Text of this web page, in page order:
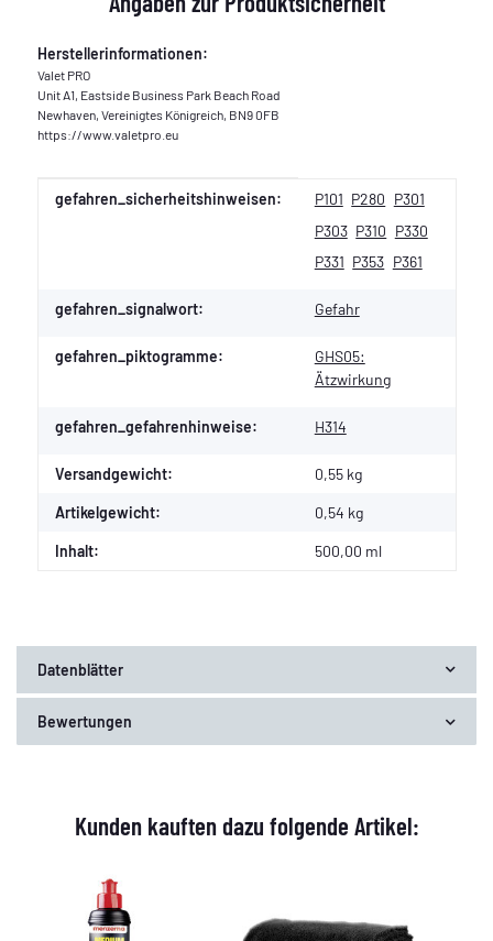
Herstellerinformationen:
Valet PRO
Unit A1, Eastside Business Park Beach Road
Newhaven, Vereinigtes Königreich, BN9 0FB
https://www.valetpro.eu
Produkteigenschaft
Wert
gefahren_sicherheitshinweisen: P101 P280 P301
P303 P310 P330
P331 P353 P361
gefahren_signalwort: Gefahr
gefahren_piktogramme:
GHS05:
Ätzwirkung
gefahren_gefahrenhinweise: H314
Versandgewicht: 0,55 kg
Artikelgewicht: 0,54 kg
Inhalt: 500,00 ml
Datenblätter
Bewertungen
Kunden kauften dazu folgende Artikel: